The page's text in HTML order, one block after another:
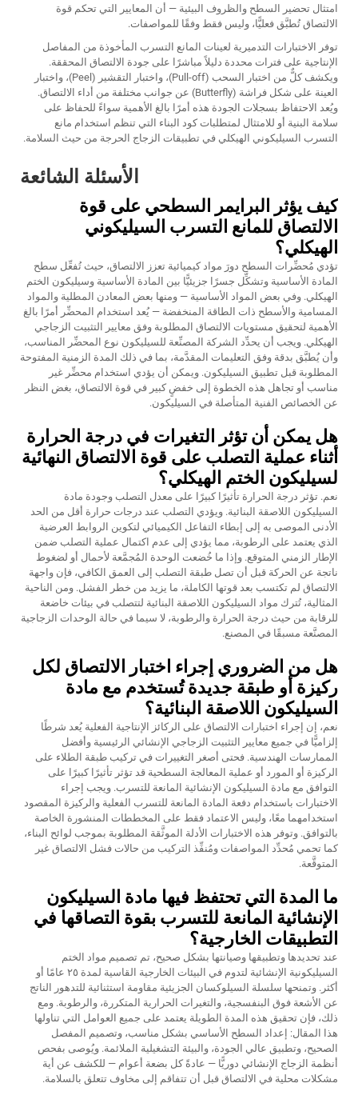
امتثال تحضير السطح والظروف البيئية — أن المعايير التي تحكم قوة
الالتصاق تُطبَّق فعليًّا، وليس فقط وفقًا للمواصفات.
توفر الاختبارات التدميرية لعينات المانع التسرب المأخوذة من المفاصل
الإنتاجية على فترات محددة دليلاً مباشرًا على جودة الالتصاق المحققة.
ويكشف كلٌّ من اختبار السحب (Pull-off)، واختبار التقشير (Peel)، واختبار
العينة على شكل فراشة (Butterfly) عن جوانب مختلفة من أداء الالتصاق.
ويُعد الاحتفاظ بسجلات الجودة هذه أمرًا بالغ الأهمية سواءً للحفاظ على
سلامة البنية أو للامتثال لمتطلبات كود البناء التي تنظم استخدام مانع
التسرب السيليكوني الهيكلي في تطبيقات الزجاج الحرجة من حيث السلامة.
الأسئلة الشائعة
كيف يؤثر البرايمر السطحي على قوة
الالتصاق للمانع التسرب السيليكوني
الهيكلي؟
تؤدي مُحضِّرات السطح دورَ مواد كيميائية تعزز الالتصاق، حيث تُفعِّل سطح
المادة الأساسية وتشكِّل جسرًا جزيئيًّا بين المادة الأساسية وسيليكون الختم
الهيكلي. وفي بعض المواد الأساسية — ومنها بعض المعادن المطلية والمواد
المسامية والأسطح ذات الطاقة المنخفضة — يُعد استخدام المحضِّر أمرًا بالغ
الأهمية لتحقيق مستويات الالتصاق المطلوبة وفق معايير التثبيت الزجاجي
الهيكلي. ويجب أن يحدِّد الشركة المصنِّعة للسيليكون نوع المحضِّر المناسب،
وأن يُطبَّق بدقة وفق التعليمات المقدَّمة، بما في ذلك المدة الزمنية المفتوحة
المطلوبة قبل تطبيق السيليكون. ويمكن أن يؤدي استخدام محضِّر غير
مناسب أو تجاهل هذه الخطوة إلى خفضٍ كبير في قوة الالتصاق، بغض النظر
عن الخصائص الفنية المتأصلة في السيليكون.
هل يمكن أن تؤثر التغيرات في درجة الحرارة
أثناء عملية التصلب على قوة الالتصاق النهائية
لسيليكون الختم الهيكلي؟
نعم. تؤثر درجة الحرارة تأثيرًا كبيرًا على معدل التصلب وجودة مادة
السيليكون اللاصقة البنائية. ويؤدي التصلب عند درجات حرارة أقل من الحد
الأدنى الموصى به إلى إبطاء التفاعل الكيميائي لتكوين الروابط العرضية
الذي يعتمد على الرطوبة، مما يؤدي إلى عدم اكتمال عملية التصلب ضمن
الإطار الزمني المتوقع. وإذا ما خُضعت الوحدة المُجمَّعة لأحمال أو لضغوط
ناتجة عن الحركة قبل أن تصل طبقة التصلب إلى العمق الكافي، فإن واجهة
الالتصاق لم تكتسب بعد قوتها الكاملة، ما يزيد من خطر الفشل. ومن الناحية
المثالية، تُترك مواد السيليكون اللاصقة البنائية لتتصلب في بيئات خاضعة
للرقابة من حيث درجة الحرارة والرطوبة، لا سيما في حالة الوحدات الزجاجية
المصنَّعة مسبقًا في المصنع.
هل من الضروري إجراء اختبار الالتصاق لكل
ركيزة أو طبقة جديدة تُستخدم مع مادة
السيليكون اللاصقة البنائية؟
نعم، إن إجراء اختبارات الالتصاق على الركائز الإنتاجية الفعلية يُعد شرطًا
إلزاميًّا في جميع معايير التثبيت الزجاجي الإنشائي الرئيسية وأفضل
الممارسات الهندسية. فحتى أصغر التغييرات في تركيب طبقة الطلاء على
الركيزة أو المورد أو عملية المعالجة السطحية قد تؤثر تأثيرًا كبيرًا على
التوافق مع مادة السيليكون الإنشائية المانعة للتسرب. ويجب إجراء
الاختبارات باستخدام دفعة المادة المانعة للتسرب الفعلية والركيزة المقصود
استخدامهما معًا، وليس الاعتماد فقط على المخططات المنشورة الخاصة
بالتوافق. وتوفر هذه الاختبارات الأدلة الموثَّقة المطلوبة بموجب لوائح البناء،
كما تحمي مُحدِّد المواصفات ومُنفِّذ التركيب من حالات فشل الالتصاق غير
المتوقَّعة.
ما المدة التي تحتفظ فيها مادة السيليكون
الإنشائية المانعة للتسرب بقوة التصاقها في
التطبيقات الخارجية؟
عند تحديدها وتطبيقها وصيانتها بشكل صحيح، تم تصميم مواد الختم
السيليكونية الإنشائية لتدوم في البيئات الخارجية القاسية لمدة ٢٥ عامًا أو
أكثر. وتمنحها سلسلة السيلوكسان الجزيئية مقاومة استثنائية للتدهور الناتج
عن الأشعة فوق البنفسجية، والتغيرات الحرارية المتكررة، والرطوبة. ومع
ذلك، فإن تحقيق هذه المدة الطويلة يعتمد على جميع العوامل التي تناولها
هذا المقال: إعداد السطح الأساسي بشكل مناسب، وتصميم المفصل
الصحيح، وتطبيق عالي الجودة، والبيئة التشغيلية الملائمة. ويُوصى بفحص
أنظمة الزجاج الإنشائي دوريًّا — عادةً كل بضعة أعوام — للكشف عن أية
مشكلات محلية في الالتصاق قبل أن تتفاقم إلى مخاوف تتعلق بالسلامة.